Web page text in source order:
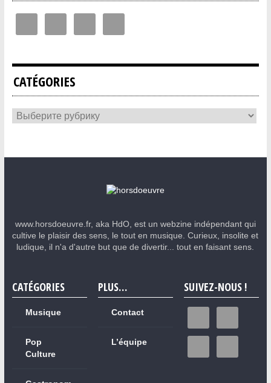
CATÉGORIES
www.horsdoeuvre.fr, aka HdO, est un webzine indépendant qui
cultive le plaisir des sens, le tout en musique. Curieux, insolite et
ludique, il n'a d'autre but que de divertir... tout en faisant sens.
CATÉGORIES
Musique
Pop
Culture
PLUS…
Contact
L’équipe
SUIVEZ-NOUS !